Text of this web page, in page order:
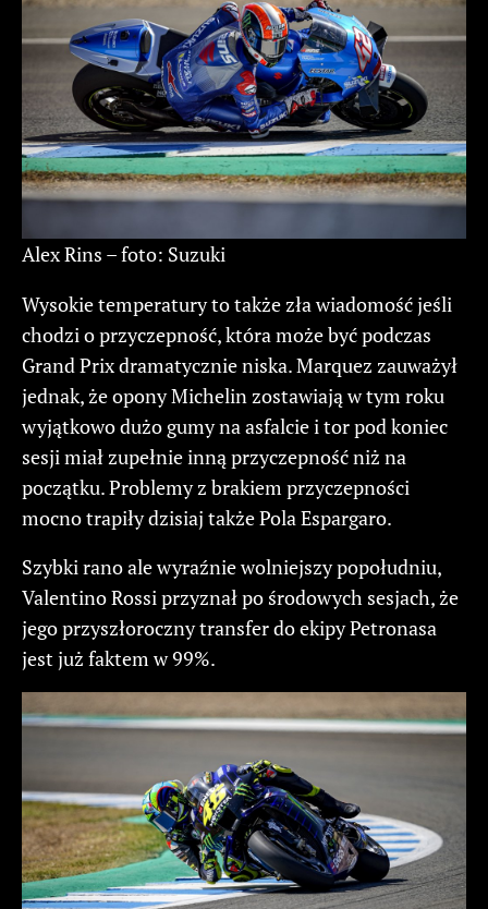
Alex Rins – foto: Suzuki
Wysokie temperatury to także zła wiadomość jeśli
chodzi o przyczepność, która może być podczas
Grand Prix dramatycznie niska. Marquez zauważył
jednak, że opony Michelin zostawiają w tym roku
wyjątkowo dużo gumy na asfalcie i tor pod koniec
sesji miał zupełnie inną przyczepność niż na
początku. Problemy z brakiem przyczepności
mocno trapiły dzisiaj także Pola Espargaro.
Szybki rano ale wyraźnie wolniejszy popołudniu,
Valentino Rossi przyznał po środowych sesjach, że
jego przyszłoroczny transfer do ekipy Petronasa
jest już faktem w 99%.